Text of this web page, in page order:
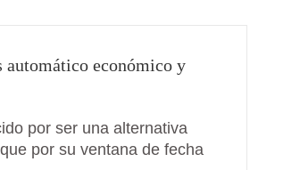
automático económico y
por ser una alternativa
por su ventana de fecha